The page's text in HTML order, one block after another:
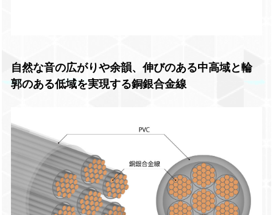
自然な音の広がりや余韻、伸びのある中高域と輪
郭のある低域を実現する銅銀合金線